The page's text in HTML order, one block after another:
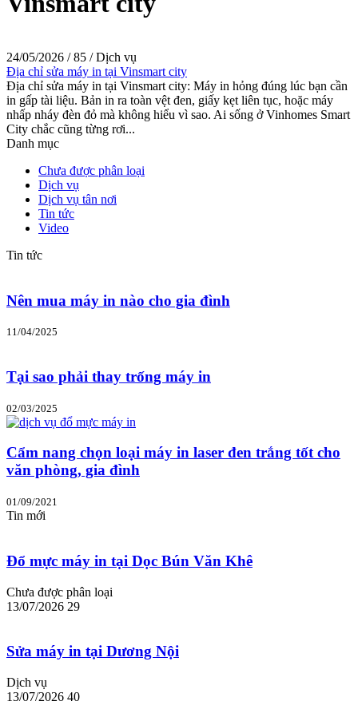
24/05/2026 /85 /Dịch vụ
Địa chỉ sửa máy in tại Vinsmart city
Địa chỉ sửa máy in tại Vinsmart city: Máy in hỏng đúng lúc bạn cần
in gấp tài liệu. Bản in ra toàn vệt đen, giấy kẹt liên tục, hoặc máy
nhấp nháy đèn đỏ mà không hiểu vì sao. Ai sống ở Vinhomes Smart
City chắc cũng từng rơi...
Danh mục
Chưa được phân loại
Dịch vụ
Dịch vụ tân nơi
Tin tức
Video
Tin tức
Nên mua máy in nào cho gia đình
11/04/2025
Tại sao phải thay trống máy in
02/03/2025
Cẩm nang chọn loại máy in laser đen trắng tốt cho
văn phòng, gia đình
01/09/2021
Tin mới
Đổ mực máy in tại Dọc Bún Văn Khê
Chưa được phân loại
13/07/2026 29
Sửa máy in tại Dương Nội
Dịch vụ
13/07/2026 40